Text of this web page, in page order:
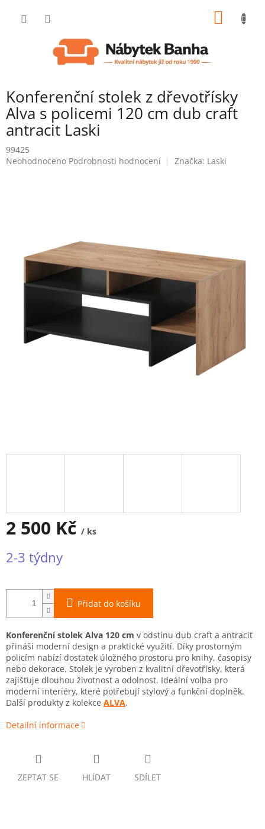
Konferenční stolek z dřevotřísky
Alva s policemi 120 cm dub craft
antracit Laski
99425
Průměrné
Neohodnoceno Podrobnosti hodnocení Značka: Laski
2 500 Kč / ks
cena:
2-3 týdny
Přidat do košíku
Konferenční stolek Alva 120 cm v odstínu dub craft a antracit
přináší moderní design a praktické využití. Díky prostorným
policím nabízí dostatek úložného prostoru pro knihy, časopisy
nebo dekorace. Stolek je vyroben z kvalitní dřevotřísky, která
zajišťuje dlouhou životnost a odolnost. Ideální volba pro
moderní interiéry, které potřebují stylový a funkční doplněk.
Další produkty z kolekce ALVA.
Detailní informace
ZEPTAT SE HLÍDAT SDÍLET